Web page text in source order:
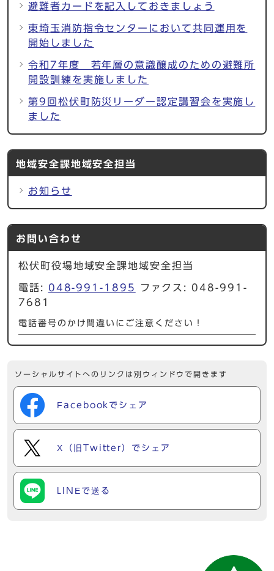
避難者カードを記入しておきましょう
東埼玉消防指令センターにおいて共同運用を
開始しました
令和7年度 若年層の意識醸成のための避難所
開設訓練を実施しました
第9回松伏町防災リーダー認定講習会を実施し
ました
地域安全課地域安全担当
お知らせ
お問い合わせ
松伏町役場地域安全課地域安全担当
電話: 048-991-1895
ファクス: 048-991-
7681
電話番号のかけ間違いにご注意ください！
ソーシャルサイトへのリンクは別ウィンドウで開きます
Facebookでシェア
X（旧Twitter）でシェア
LINEで送る